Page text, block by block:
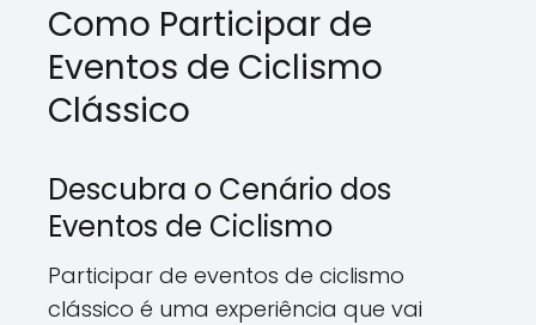
Como Participar de
Eventos de Ciclismo
Clássico
Descubra o Cenário dos
Eventos de Ciclismo
Participar de eventos de ciclismo
clássico é uma experiência que vai